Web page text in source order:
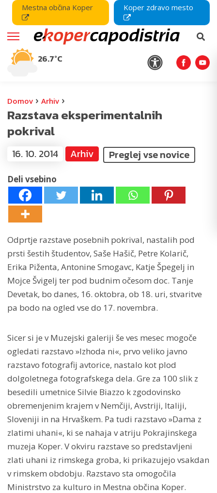
Mestna občina Koper Koper zdravo mesto
26.7°C
Domov › Arhiv ›
Razstava eksperimentalnih
pokrival
16. 10. 2014 Arhiv Preglej vse novice
Deli vsebino
Odprtje razstave posebnih pokrival, nastalih pod
prsti šestih študentov, Saše Hašič, Petre Kolarič,
Erika Piženta, Antonine Smogavc, Katje Špegelj in
Mojce Švigelj ter pod budnim očesom doc. Tanje
Devetak, bo danes, 16. oktobra, ob 18. uri, stvaritve
pa bodo na ogled vse do 17. novembra.
Sicer si je v Muzejski galeriji še ves mesec mogoče
ogledati razstavo »Izhoda ni«, prvo veliko javno
razstavo fotografij avtorice, nastalo kot plod
dolgoletnega fotografskega dela. Gre za 100 slik z
besedili umetnice Silvie Biazzo k zgodovinsko
obremenjenim krajem v Nemčiji, Avstriji, Italiji,
Sloveniji in na Hrvaškem. Pa tudi razstavo »Dama z
zlatimi uhani«, ki se nahaja v atriju Pokrajinskega
muzeja Koper. V okviru razstave so predstavljeni
zlati uhani iz rimskega groba, ki prikazujejo vsakdan
v rimskem obdobju. Razstavo sta omogočila
Ministrstvo za kulturo in Mestna občina Koper.